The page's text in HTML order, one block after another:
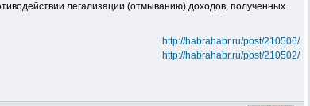
легализации (отмыванию) доходов, полученных
http://habrahabr.ru/post/210506/
http://habrahabr.ru/post/210502/